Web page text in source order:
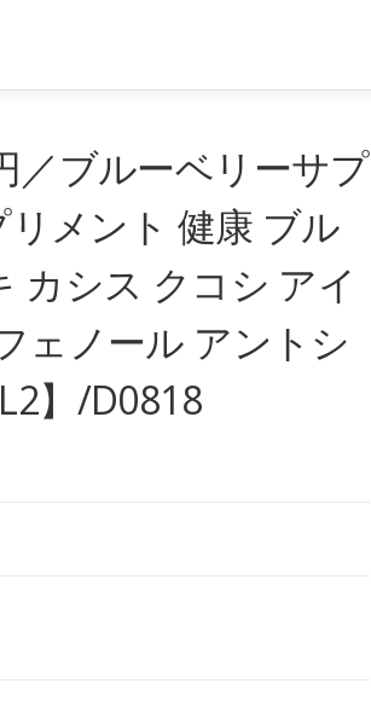
／ブルーベリーサプ
メント 健康 ブル
カシス クコシ アイ
ェノール アントシ
】/D0818